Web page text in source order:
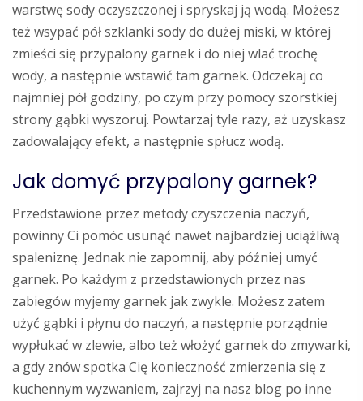
warstwę sody oczyszczonej i spryskaj ją wodą. Możesz
też wsypać pół szklanki sody do dużej miski, w której
zmieści się przypalony garnek i do niej wlać trochę
wody, a następnie wstawić tam garnek. Odczekaj co
najmniej pół godziny, po czym przy pomocy szorstkiej
strony gąbki wyszoruj. Powtarzaj tyle razy, aż uzyskasz
zadowalający efekt, a następnie spłucz wodą.
Jak domyć przypalony garnek?
Przedstawione przez metody czyszczenia naczyń,
powinny Ci pomóc usunąć nawet najbardziej uciążliwą
spaleniznę. Jednak nie zapomnij, aby później umyć
garnek. Po każdym z przedstawionych przez nas
zabiegów myjemy garnek jak zwykle. Możesz zatem
użyć gąbki i płynu do naczyń, a następnie porządnie
wypłukać w zlewie, albo też włożyć garnek do zmywarki,
a gdy znów spotka Cię konieczność zmierzenia się z
kuchennym wyzwaniem, zajrzyj na nasz blog po inne